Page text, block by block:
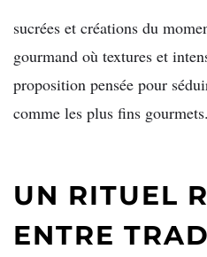
sucrées et créations du
gourmand où textures et
proposition pensée pour
comme les plus fins gourmets.
UN RITUEL
ENTRE